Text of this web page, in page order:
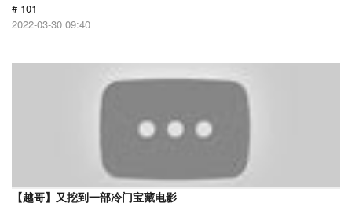
# 101
2022-03-30 09:40
【越哥】又挖到一部冷门宝藏电影